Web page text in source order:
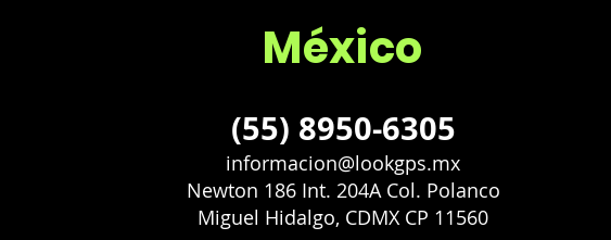
México
(55) 8950-6305
informacion@lookgps.mx
Newton 186 Int. 204A Col. Polanco
Miguel Hidalgo, CDMX CP 11560